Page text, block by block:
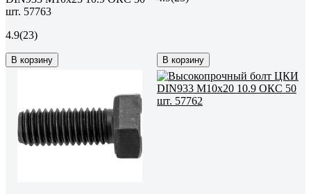
шт. 57763
4.9(23)
В корзину В корзину